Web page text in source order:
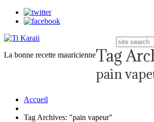
La bonne recette mauricienneTag
pain
Accueil
Tag Archives: "pain vapeur"